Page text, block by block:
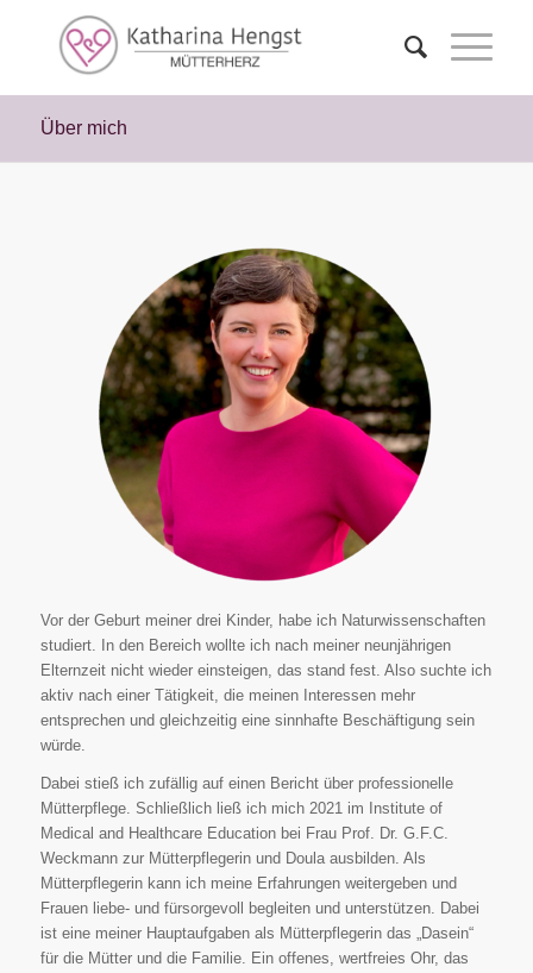
Über mich
Vor der Geburt meiner drei Kinder, habe ich Naturwissenschaften
studiert. In den Bereich wollte ich nach meiner neunjährigen
Elternzeit nicht wieder einsteigen, das stand fest. Also suchte ich
aktiv nach einer Tätigkeit, die meinen Interessen mehr
entsprechen und gleichzeitig eine sinnhafte Beschäftigung sein
würde.
Dabei stieß ich zufällig auf einen Bericht über professionelle
Mütterpflege. Schließlich ließ ich mich 2021 im Institute of
Medical and Healthcare Education bei Frau Prof. Dr. G.F.C.
Weckmann zur Mütterpflegerin und Doula ausbilden. Als
Mütterpflegerin kann ich meine Erfahrungen weitergeben und
Frauen liebe- und fürsorgevoll begleiten und unterstützen. Dabei
ist eine meiner Hauptaufgaben als Mütterpflegerin das „Dasein“
für die Mütter und die Familie. Ein offenes, wertfreies Ohr, das